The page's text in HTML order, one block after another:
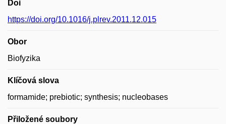
Doi
https://doi.org/10.1016/j.plrev.2011.12.015
Obor
Biofyzika
Klíčová slova
formamide; prebiotic; synthesis; nucleobases
Přiložené soubory